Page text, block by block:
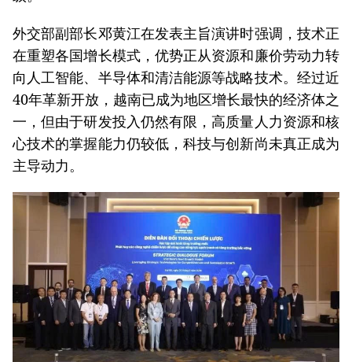
外交部副部长邓黄江在发表主旨演讲时强调，技术正
在重塑各国增长模式，优势正从资源和廉价劳动力转
向人工智能、半导体和清洁能源等战略技术。经过近
40年革新开放，越南已成为地区增长最快的经济体之
一，但由于研发投入仍然有限，高质量人力资源和核
心技术的掌握能力仍较低，科技与创新尚未真正成为
主导动力。